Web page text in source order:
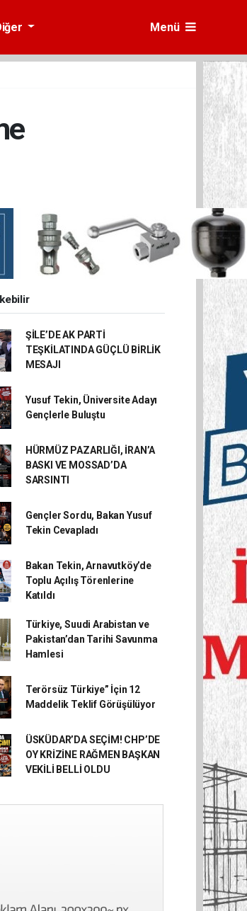
Menü
ŞİLE’DE AK PARTİ
TEŞKİLATINDA GÜÇLÜ BİRLİK
MESAJI
Yusuf Tekin, Üniversite Adayı
Gençlerle Buluştu
HÜRMÜZ PAZARLIĞI, İRAN’A
BASKI VE MOSSAD’DA
SARSINTI
Gençler Sordu, Bakan Yusuf
Tekin Cevapladı
Bakan Tekin, Arnavutköy’de
Toplu Açılış Törenlerine
Katıldı
Türkiye, Suudi Arabistan ve
Pakistan’dan Tarihi Savunma
Hamlesi
Terörsüz Türkiye” İçin 12
Maddelik Teklif Görüşülüyor
ÜSKÜDAR’DA SEÇİM! CHP’DE
OY KRİZİNE RAĞMEN BAŞKAN
VEKİLİ BELLİ OLDU